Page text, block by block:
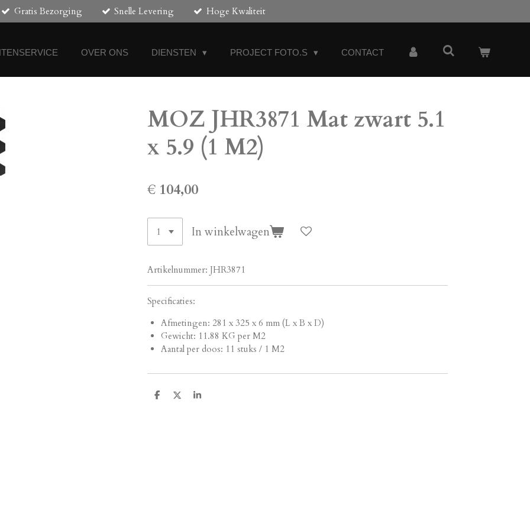
Gratis Bezorging Snelle Levering Hoge Kwaliteit
OVER ONS DIENSTEN PROJECT FOTO.S CONTACT
MOZ JHR3871 Mat zwart 5.1
x 5.9 (1 M2)
€ 104,00
In winkelwagen
Artikelnummer: JHR3871
Specificaties:
Afmetingen: 281 x 325 x 6 mm (L x B x D)
Gewicht: 11.88 KG per M2
Aantal per doos: 11 stuks / 1 M2
D
D
S